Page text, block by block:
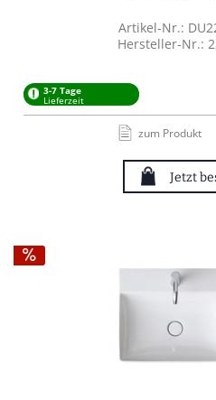
Artikel-Nr.:
Hersteller-Nr.:
3-7 Tage
Lieferzeit
zum Produkt
Jetzt